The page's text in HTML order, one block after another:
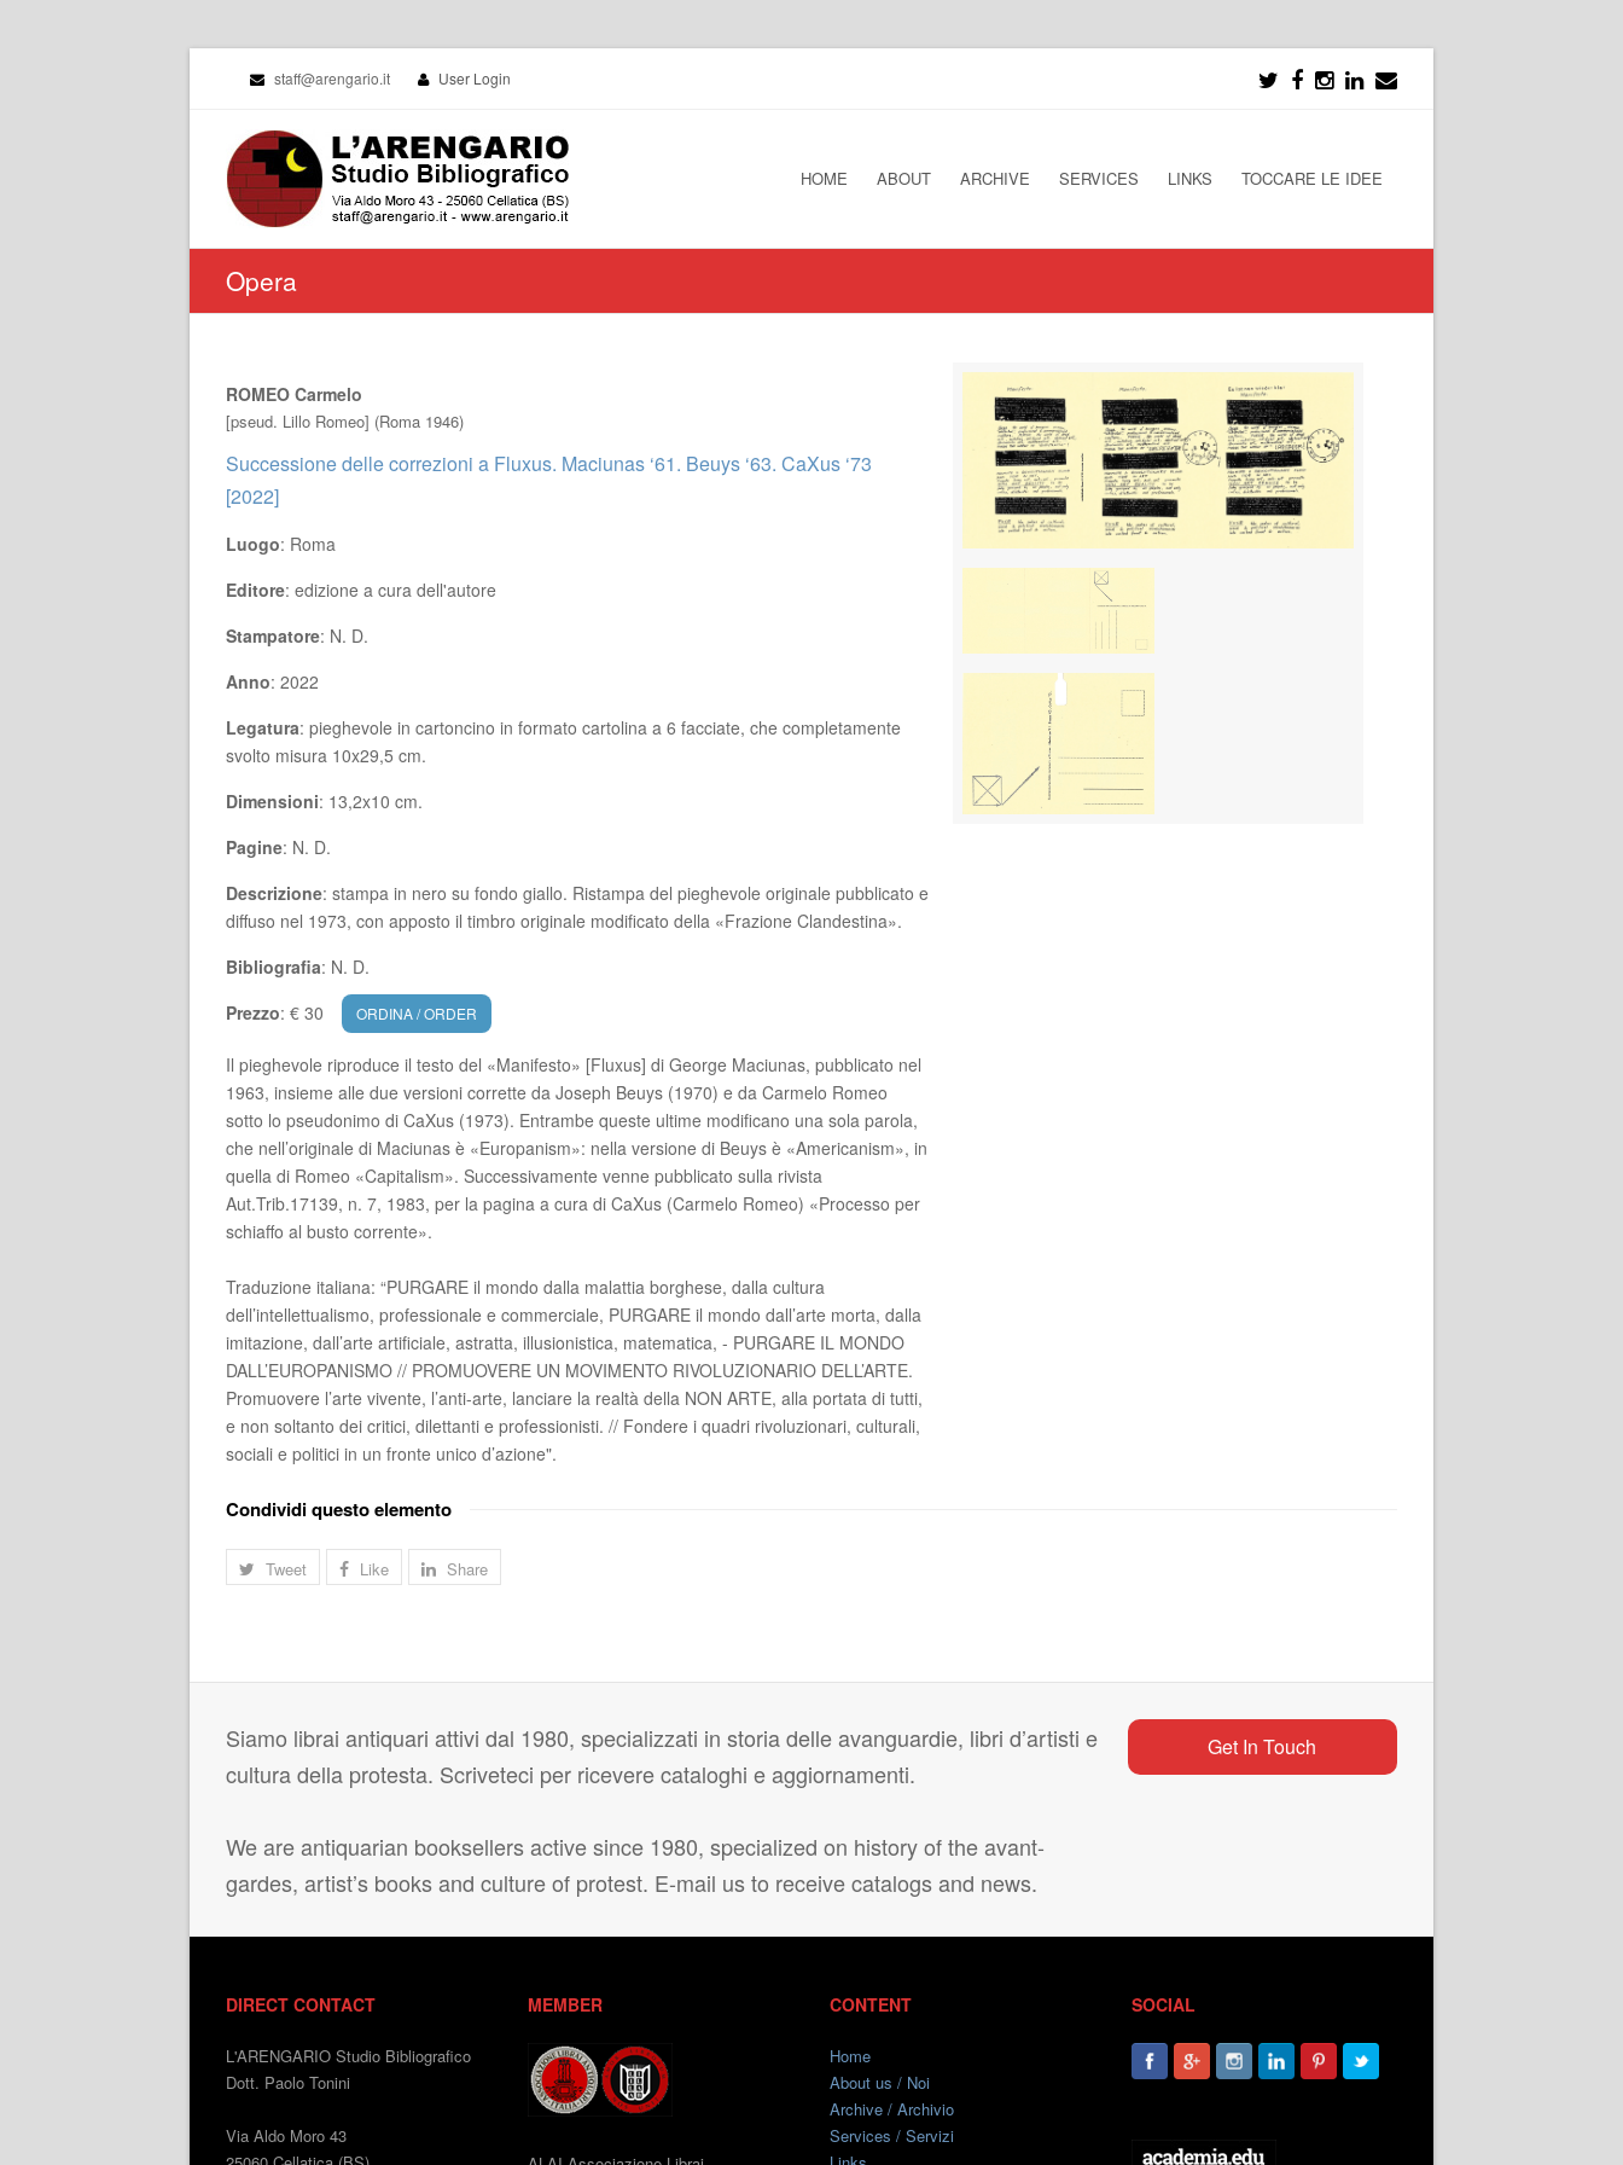
staff@arengario.it User Login
HOME ABOUT ARCHIVE SERVICES LINKS TOCCARE LE IDEE
Opera
ROMEO Carmelo
[pseud. Lillo Romeo] (Roma 1946)
Successione delle correzioni a Fluxus. Maciunas ‘61. Beuys ‘63. CaXus ‘73
[2022]
Luogo: Roma
Editore: edizione a cura dell'autore
Stampatore: N. D.
Anno: 2022
Legatura: pieghevole in cartoncino in formato cartolina a 6 facciate, che completamente
svolto misura 10x29,5 cm.
Dimensioni: 13,2x10 cm.
Pagine: N. D.
Descrizione: stampa in nero su fondo giallo. Ristampa del pieghevole originale pubblicato e
diffuso nel 1973, con apposto il timbro originale modificato della «Frazione Clandestina».
Bibliografia: N. D.
Prezzo: € 30 ORDINA / ORDER
Il pieghevole riproduce il testo del «Manifesto» [Fluxus] di George Maciunas, pubblicato nel
1963, insieme alle due versioni corrette da Joseph Beuys (1970) e da Carmelo Romeo
sotto lo pseudonimo di CaXus (1973). Entrambe queste ultime modificano una sola parola,
che nell’originale di Maciunas è «Europanism»: nella versione di Beuys è «Americanism», in
quella di Romeo «Capitalism». Successivamente venne pubblicato sulla rivista
Aut.Trib.17139, n. 7, 1983, per la pagina a cura di CaXus (Carmelo Romeo) «Processo per
schiaffo al busto corrente».
Traduzione italiana: “PURGARE il mondo dalla malattia borghese, dalla cultura
dell’intellettualismo, professionale e commerciale, PURGARE il mondo dall’arte morta, dalla
imitazione, dall’arte artificiale, astratta, illusionistica, matematica, - PURGARE IL MONDO
DALL’EUROPANISMO // PROMUOVERE UN MOVIMENTO RIVOLUZIONARIO DELL’ARTE.
Promuovere l’arte vivente, l’anti-arte, lanciare la realtà della NON ARTE, alla portata di tutti,
e non soltanto dei critici, dilettanti e professionisti. // Fondere i quadri rivoluzionari, culturali,
sociali e politici in un fronte unico d’azione".
Condividi questo elemento
Tweet Like Share
Siamo librai antiquari attivi dal 1980, specializzati in storia delle avanguardie, libri d’artisti e
cultura della protesta. Scriveteci per ricevere cataloghi e aggiornamenti.
We are antiquarian booksellers active since 1980, specialized on history of the avant-
gardes, artist’s books and culture of protest. E-mail us to receive catalogs and news.
Get In Touch
DIRECT CONTACT
L'ARENGARIO Studio Bibliografico
Dott. Paolo Tonini
Via Aldo Moro 43
MEMBER CONTENT
Home
About us / Noi
Archive / Archivio
Services / Servizi
SOCIAL